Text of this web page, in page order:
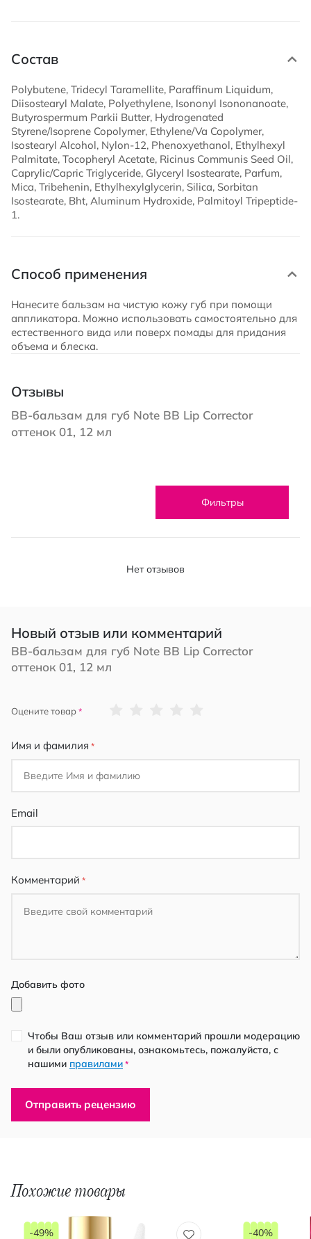
Состав
Polybutene, Tridecyl Taramellite, Paraffinum Liquidum,
Diisostearyl Malate, Polyethylene, Isononyl Isononanoate,
Butyrospermum Parkii Butter, Hydrogenated
Styrene/Isoprene Copolymer, Ethylene/Va Copolymer,
Isostearyl Alcohol, Nylon-12, Phenoxyethanol, Ethylhexyl
Palmitate, Tocopheryl Acetate, Ricinus Communis Seed Oil,
Caprylic/Capric Triglyceride, Glyceryl Isostearate, Parfum,
Mica, Tribehenin, Ethylhexylglycerin, Silica, Sorbitan
Isostearate, Bht, Aluminum Hydroxide, Palmitoyl Tripeptide-
1.
Способ применения
Нанесите бальзам на чистую кожу губ при помощи
аппликатора. Можно использовать самостоятельно для
естественного вида или поверх помады для придания
объема и блеска.
Отзывы
ВВ-бальзам для губ Note BB Lip Corrector
оттенок 01, 12 мл
Фильтры
Нет отзывов
Новый отзыв или комментарий
ВВ-бальзам для губ Note BB Lip Corrector
оттенок 01, 12 мл
Оцените товар
Имя и фамилия
Email
Комментарий
Добавить фото
Чтобы Ваш отзыв или комментарий прошли модерацию
и были опубликованы, ознакомьтесь, пожалуйста, с
нашими правилами *
Отправить рецензию
Похожие товары
-49% -40%